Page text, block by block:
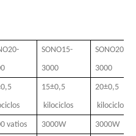
Estudio sobre inactivación de esporas bacterianas mediante tecnología ultrasónica
SONO15-
3000
SONO20-
3000
15±0,5
kilociclos
20±0,5
kilociclos
vatios 3000W 3000W